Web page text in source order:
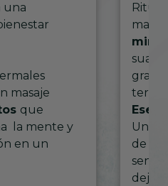
una
masaje
que
la mente y
en un
Un
de